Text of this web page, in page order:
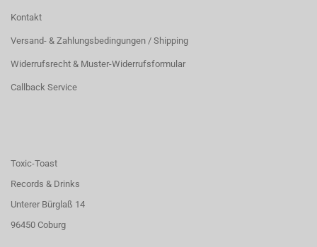
Kontakt
Versand- & Zahlungsbedingungen / Shipping
Widerrufsrecht & Muster-Widerrufsformular
Callback Service
Toxic-Toast
Records & Drinks
Unterer Bürglaß 14
96450 Coburg